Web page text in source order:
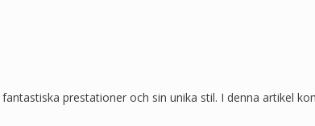
prestationer och sin unika stil. I denna artikel